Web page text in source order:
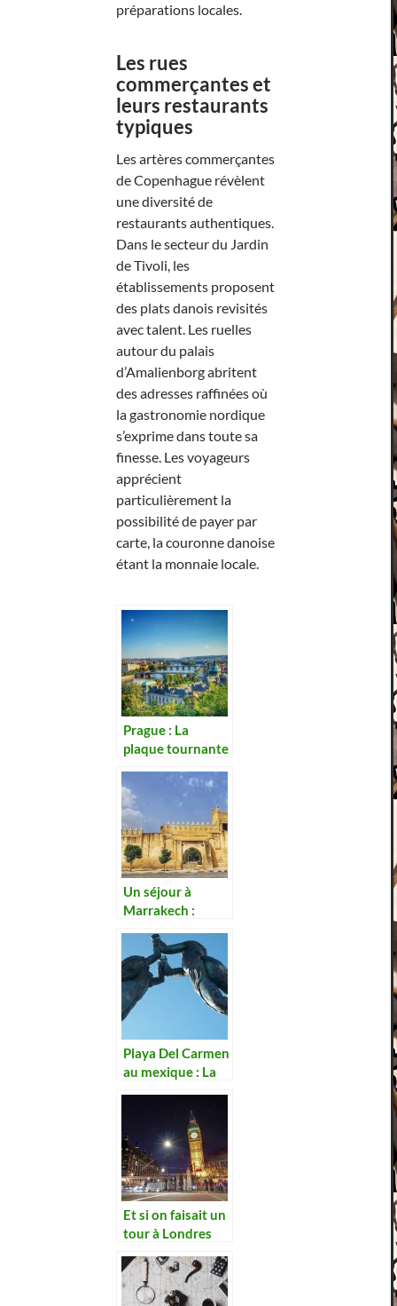
préparations locales.
Les rues
commerçantes et
leurs restaurants
typiques
Les artères commerçantes
de Copenhague révèlent
une diversité de
restaurants authentiques.
Dans le secteur du Jardin
de Tivoli, les
établissements proposent
des plats danois revisités
avec talent. Les ruelles
autour du palais
d’Amalienborg abritent
des adresses raffinées où
la gastronomie nordique
s’exprime dans toute sa
finesse. Les voyageurs
apprécient
particulièrement la
possibilité de payer par
carte, la couronne danoise
étant la monnaie locale.
Prague : La
plaque tournante
baroques
Un séjour à
Marrakech :
nature bucolique
Playa Del Carmen
au mexique : La
Et si on faisait un
tour à Londres
tour Big Ben »?